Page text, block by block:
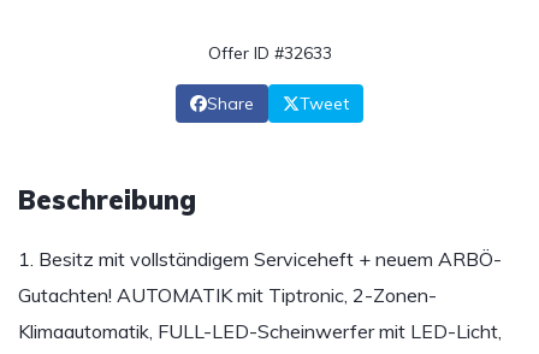
Offer ID #32633
Share Tweet
Beschreibung
1. Besitz mit vollständigem Serviceheft + neuem ARBÖ-
Gutachten! AUTOMATIK mit Tiptronic, 2-Zonen-
Klimaautomatik, FULL-LED-Scheinwerfer mit LED-Licht,